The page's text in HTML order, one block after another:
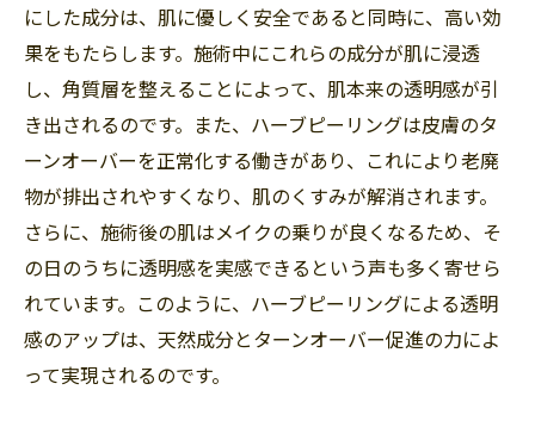
トラブル予防に最適なハーブピーリング
施術後の肌トラブル予防のポイント
効果を最大限に引き出す方法
福岡市南区大橋での体験者の声
大橋エリアで人気上昇中！ハーブピーリングで
人気の理由とその背景
施術で得られる輝きとは
大橋エリアのサロン事情
施術前後の比較が示す効果
にした成分は、肌に優しく安全であると同時に、高い効
果をもたらします。施術中にこれらの成分が肌に浸透
し、角質層を整えることによって、肌本来の透明感が引
き出されるのです。また、ハーブピーリングは皮膚のタ
ーンオーバーを正常化する働きがあり、これにより老廃
物が排出されやすくなり、肌のくすみが解消されます。
さらに、施術後の肌はメイクの乗りが良くなるため、そ
の日のうちに透明感を実感できるという声も多く寄せら
れています。このように、ハーブピーリングによる透明
感のアップは、天然成分とターンオーバー促進の力によ
って実現されるのです。